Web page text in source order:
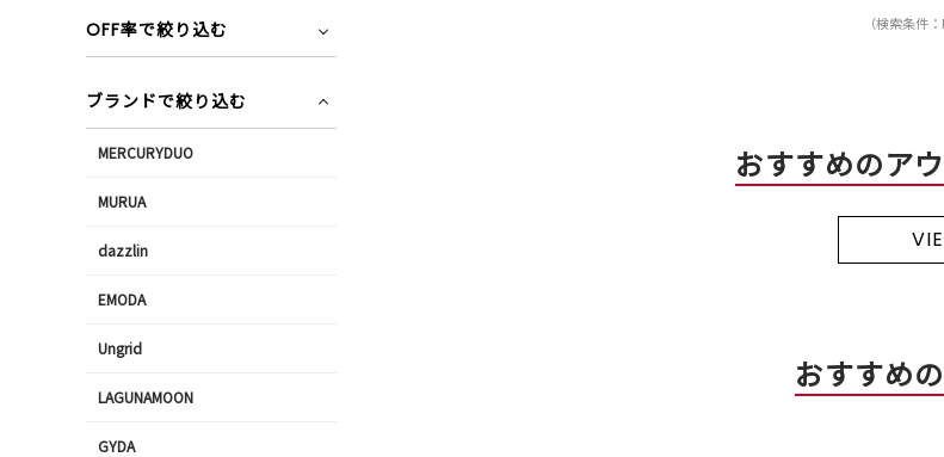
（検索条件
おすすめのア
おすすめ
OFF率で絞り込む
ブランドで絞り込む
MERCURYDUO
MURUA
dazzlin
EMODA
Ungrid
LAGUNAMOON
GYDA